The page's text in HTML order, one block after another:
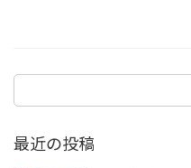
最近の投稿